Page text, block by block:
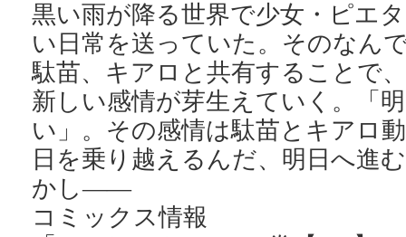
黒い雨が降る世界で少女・ピエ
い日常を送っていた。そのなん
駄苗、キアロと共有することで
新しい感情が芽生えていく。「
い」。その感情は駄苗とキアロ
日を乗り越えるんだ、明日へ進
かし――
コミックス情報